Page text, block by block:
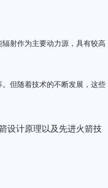
射作为主要动力源，具有较高
但随着技术的不断发展，这些
设计原理以及先进火箭技